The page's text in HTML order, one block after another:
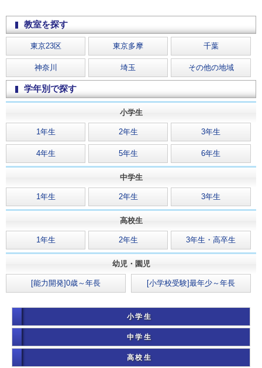
教室を探す
東京23区 東京多摩 千葉
神奈川 埼玉 その他の地域
学年別で探す
小学生
1年生 2年生 3年生
4年生 5年生 6年生
中学生
1年生 2年生 3年生
高校生
1年生 2年生 3年生・高卒生
幼児・園児
[能力開発]0歳～年長 [小学校受験]最年少～年長
小学生
中学生
高校生